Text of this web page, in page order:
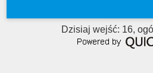
Dzisiaj wejść: 16,